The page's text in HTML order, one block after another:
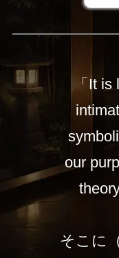
「It
our
そこに